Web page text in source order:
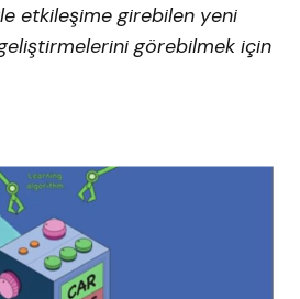
etkileşime girebilen yeni
görebilmek için